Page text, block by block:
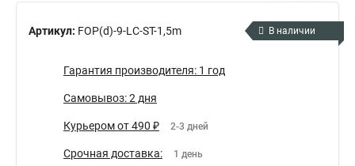
Артикул: FOP(d)-9-LC-ST-1,5m В наличии
Гарантия производителя: 1 год
Самовывоз: 2 дня
Курьером от 490 ₽ 2-3 дней
Срочная доставка: 1 день